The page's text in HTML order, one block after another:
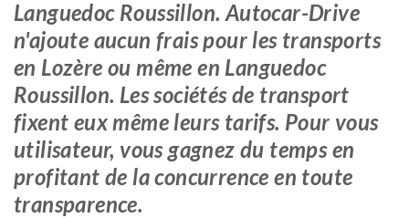
Languedoc Roussillon. Autocar-Drive
n'ajoute aucun frais pour les transports
en Lozère ou même en Languedoc
Roussillon. Les sociétés de transport
fixent eux même leurs tarifs. Pour vous
utilisateur, vous gagnez du temps en
profitant de la concurrence en toute
transparence.